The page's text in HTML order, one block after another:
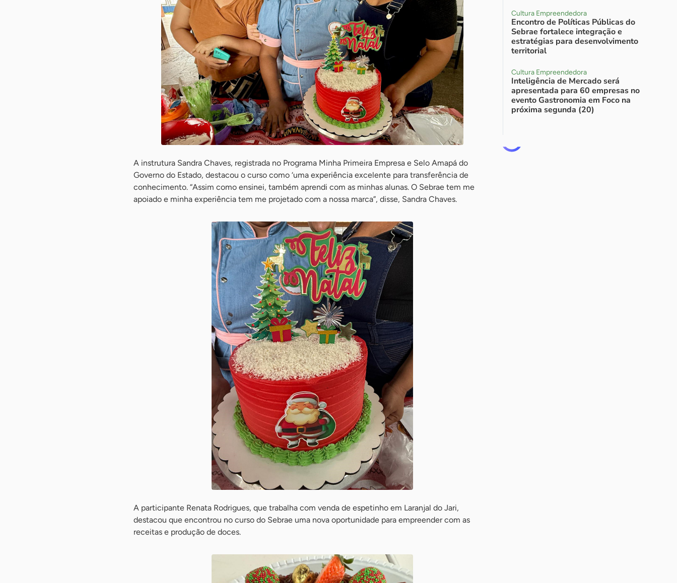
A instrutura Sandra Chaves, registrada no Programa Minha Primeira Empresa e Selo Amapá do
Governo do Estado, destacou o curso como ‘uma experiência excelente para transferência de
conhecimento. “Assim como ensinei, também aprendi com as minhas alunas. O Sebrae tem me
apoiado e minha experiência tem me projetado com a nossa marca”, disse, Sandra Chaves.
A participante Renata Rodrigues, que trabalha com venda de espetinho em Laranjal do Jari,
destacou que encontrou no curso do Sebrae uma nova oportunidade para empreender com as
receitas e produção de doces.
Cultura Empreendedora
Encontro de Políticas Públicas do
Sebrae fortalece integração e
estratégias para desenvolvimento
territorial
Cultura Empreendedora
Inteligência de Mercado será
apresentada para 60 empresas no
evento Gastronomia em Foco na
próxima segunda (20)